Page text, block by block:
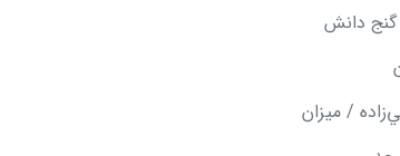
گنج دانش
زاده / ميزان